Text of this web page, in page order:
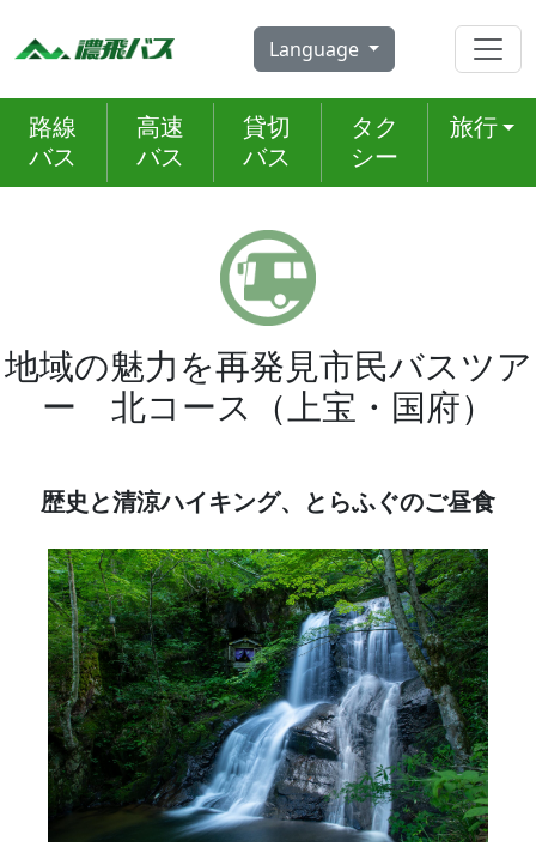
Language
路線
バス
高速
バス
貸切
バス
タク
シー
旅行
地域の魅力を再発見市民バスツア
ー 北コース（上宝・国府）
歴史と清涼ハイキング、とらふぐのご昼食